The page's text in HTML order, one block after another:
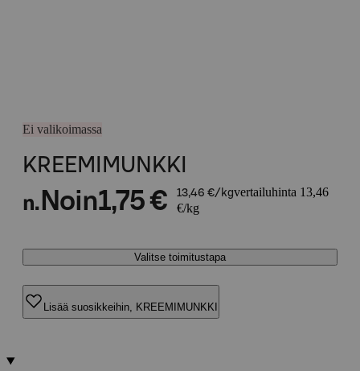
Ei valikoimassa
KREEMIMUNKKI
n. Noin1,75 € 13,46 €/kgvertailuhinta 13,46
€/kg
Valitse toimitustapa
Lisää suosikkeihin, KREEMIMUNKKI